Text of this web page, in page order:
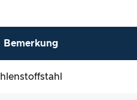
Bemerkung